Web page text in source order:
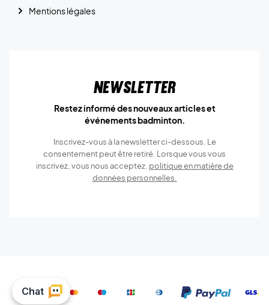
Mentions légales
Newsletter
Restez informé des nouveaux articles et
événements badminton.
Inscrivez-vous à la newsletter ci-dessous. Le
consentement peut être retiré. Lorsque vous vous
inscrivez, vous nous acceptez. politique en matière de
données personnelles.